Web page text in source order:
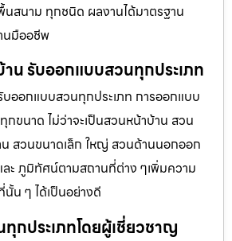
สนาม ทุกชนิด ผลงานได้มาตรฐาน
นมืออชีพ
น รับออกแบบสวนทุกประเภท
ออกแบบสวนทุกประเภท การออกแบบ
ขนาด ไม่ว่าจะเป็นสวนหน้าบ้าน สวน
สวนขนาดเล็ก ใหญ่ สวนด้านนอกออก
ะ ภูมิทัศน์ตามสถานที่ต่าง ๆเพิ่มความ
น ๆ ได้เป็นอย่างดี
กประเภทโดยผู้เชี่ยวชาญ